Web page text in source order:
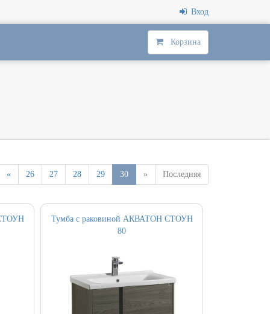
Вход
Корзина
« 26 27 28 29 30 » Последняя
Тумба с раковиной АКВАТОН СТОУН
80